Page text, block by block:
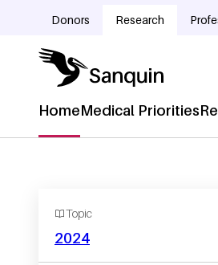
Donors Research
Hoofdnavigatie
HomeMedical Priorities
Topic
2024